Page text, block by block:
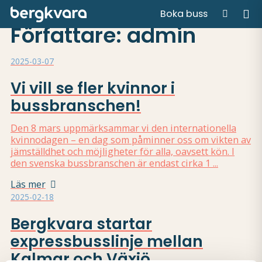
Boka buss
Hem Arkiv för admin
Författare:admin
2025-03-07
Vi vill se fler kvinnor i
bussbranschen!
Den 8 mars uppmärksammar vi den internationella
kvinnodagen – en dag som påminner oss om vikten av
jämställdhet och möjligheter för alla, oavsett kön. I
den svenska bussbranschen är endast cirka 1 ...
Läs mer
2025-02-18
Bergkvara startar
expressbusslinje mellan